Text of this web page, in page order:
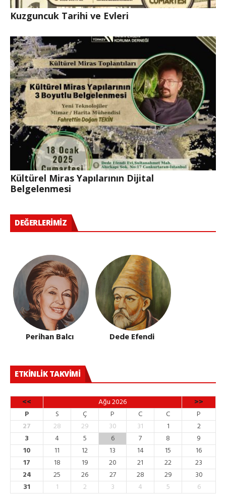
Kuzguncuk Tarihi ve Evleri
Kültürel Miras Yapılarının Dijital
Belgelenmesi
DEĞERLERIMIZ
Perihan Balcı Dede Efendi
ETKINLIK TAKVIMI
<< Ağu 2026
>>
P
S Ç P C C
P
27
28 29 30 31 1
2
3
4 5 6 7 8
9
10
11 12 13 14 15
16
17
18 19 20 21 22
23
24
25 26 27 28 29
30
31
1 2 3 4 5 6